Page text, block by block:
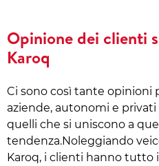
Opinione dei clienti
Karoq
Ci sono così tante opinioni
aziende, autonomi e
quelli che si uniscono a
tendenza.Noleggiando
Karoq, i clienti hanno tutto